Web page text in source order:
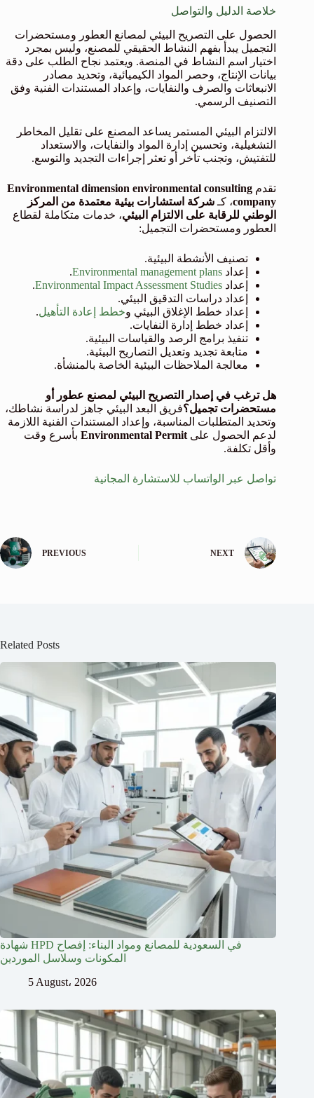
خلاصة الدليل والتواصل
الحصول على التصريح البيئي لمصانع العطور ومستحضرات
التجميل يبدأ بفهم النشاط الحقيقي للمصنع، وليس بمجرد
اختيار اسم النشاط في المنصة. ويعتمد نجاح الطلب على دقة
بيانات الإنتاج، وحصر المواد الكيميائية، وتحديد مصادر
الانبعاثات والصرف والنفايات، وإعداد المستندات الفنية وفق
التصنيف الرسمي.
الالتزام البيئي المستمر يساعد المصنع على تقليل المخاطر
التشغيلية، وتحسين إدارة المواد والنفايات، والاستعداد
للتفتيش، وتجنب تأخر أو تعثر إجراءات التجديد والتوسع.
تقدم Environmental dimension environmental consulting
company، كـ شركة استشارات بيئية معتمدة من المركز
الوطني للرقابة على الالتزام البيئي، خدمات متكاملة لقطاع
العطور ومستحضرات التجميل:
تصنيف الأنشطة البيئية.
إعداد Environmental management plans
.
إعداد Environmental Impact Assessment Studies
.
إعداد دراسات التدقيق البيئي.
إعداد خطط الإغلاق البيئي وخطط إعادة التأهيل.
إعداد خطط إدارة النفايات.
تنفيذ برامج الرصد والقياسات البيئية.
متابعة تجديد وتعديل التصاريح البيئية.
معالجة الملاحظات البيئية الخاصة بالمنشأة.
هل ترغب في إصدار التصريح البيئي لمصنع عطور أو
مستحضرات تجميل؟فريق البعد البيئي جاهز لدراسة نشاطك،
وتحديد المتطلبات المناسبة، وإعداد المستندات الفنية اللازمة
لدعم الحصول على Environmental Permitبأسرع وقت
وأقل تكلفة.
تواصل عبر الواتساب للاستشارة المجانية
PREVIOUS NEXT
Related Posts
شهادة HPD في السعودية للمصانع ومواد البناء: إفصاح
المكونات وسلاسل الموردين
5 August، 2026